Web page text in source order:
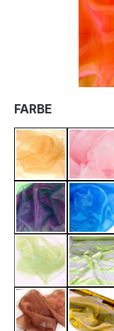
FARBE
Pastell Orange
Aubergine
Lemon Grün
(Diese Option
Metallic